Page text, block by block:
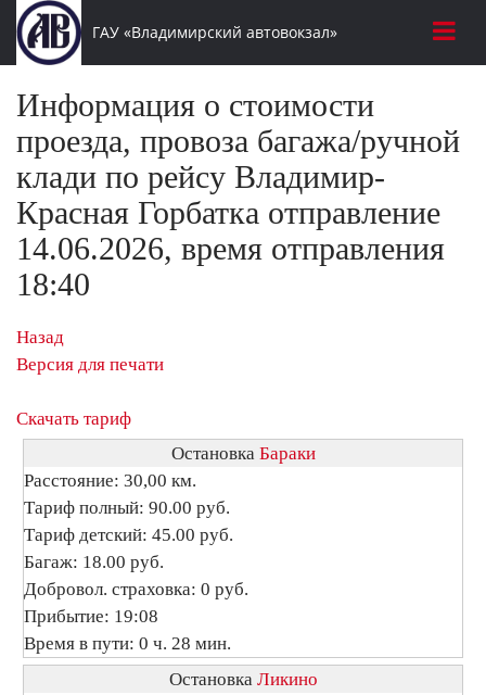
ГАУ «Владимирский автовокзал»
Информация о стоимости
проезда, провоза багажа/ручной
клади по рейсу Владимир-
Красная Горбатка отправление
14.06.2026, время отправления
18:40
Назад
Версия для печати
Скачать тариф
Остановка Бараки
Расстояние: 30,00 км.
Тариф полный: 90.00 руб.
Тариф детский: 45.00 руб.
Багаж: 18.00 руб.
Добровол. страховка: 0 руб.
Прибытие: 19:08
Время в пути: 0 ч. 28 мин.
Остановка Ликино